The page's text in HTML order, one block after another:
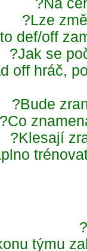
Na
Lze
def/off
Jak se
off hráč,
Bude
Co
Klesají
týmu